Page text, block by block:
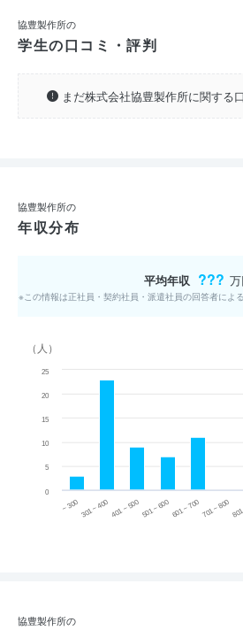
協豊製作所の
学生の口コミ・評判
まだ株式会社協豊製作所に関する
協豊製作所の
年収分布
平均年収 ???
※この情報は正社員・契約社員・派遣社員の回答者によ
（人）
~ 300 301 ~ 400 401 ~ 500501 ~ 600601 ~ 700701 ~ 800
0
5
10
15
20
25
協豊製作所の